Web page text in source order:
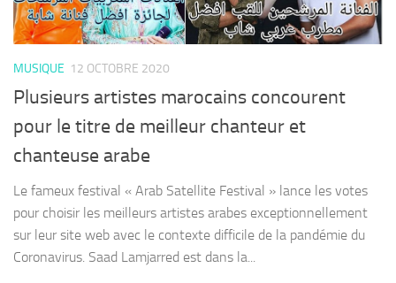
MUSIQUE 12 OCTOBRE 2020
Plusieurs artistes marocains concourent
pour le titre de meilleur chanteur et
chanteuse arabe
Le fameux festival « Arab Satellite Festival » lance les votes
pour choisir les meilleurs artistes arabes exceptionnellement
sur leur site web avec le contexte difficile de la pandémie du
Coronavirus. Saad Lamjarred est dans la...